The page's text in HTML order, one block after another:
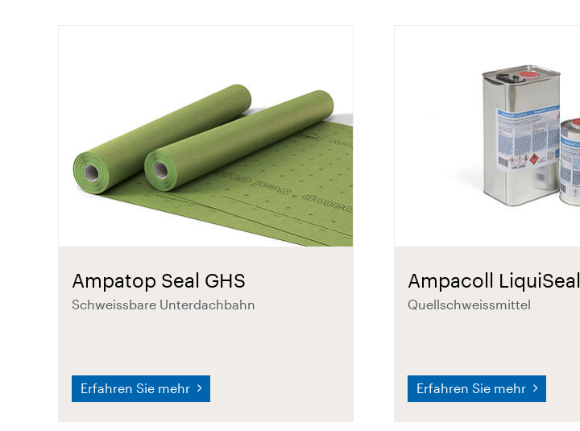
Ampatop Seal GHS
Schweissbare Unterdachbahn
Erfahren Sie mehr
Ampacoll LiquiSeal
Quellschweissmittel
Erfahren Sie mehr